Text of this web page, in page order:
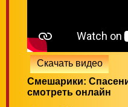
Скачать видео
Смешарики:
смотреть онлайн